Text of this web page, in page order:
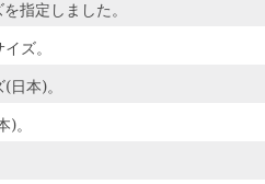
指定しました。
ズ。
日本)。
)。